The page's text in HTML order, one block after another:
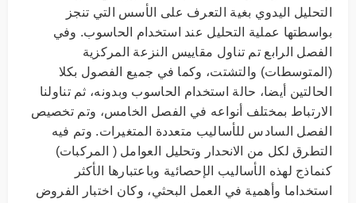
التحليل اليدوي بغية التعرف على الأسس التي تنجز
بواسطتها عملية التحليل عند استخدام الحاسوب. وفي
الفصل الرابع تم تناول مقاييس النزعة المركزية
(المتوسطات) والتشتت، وكما في جميع الفصول بكلا
الحالتين أيضا، حالة استخدام الحاسوب وبدونه، ثم تناولنا
الارتباط بمختلف أنواعه في الفصل الخامس، وتم تخصيص
الفصل السادس للأساليب متعددة المتغيرات. وتم فيه
التطرق لكل من الانحدار وتحليل العوامل ( المركبات)
كنماذج لهذه الأساليب الإحصائية وباعتبارها الأكثر
استخداما وأهمية في العمل البحثي، وكان اختبار الفروض